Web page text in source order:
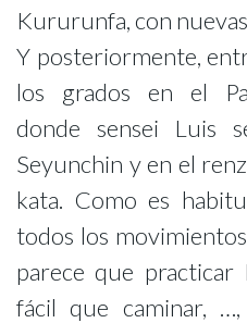
Kururunfa, con
Y posteriormente,
los grados en el
donde sensei Luis
Seyunchin y en el
kata. Como es
todos los
parece que practicar
fácil que caminar,